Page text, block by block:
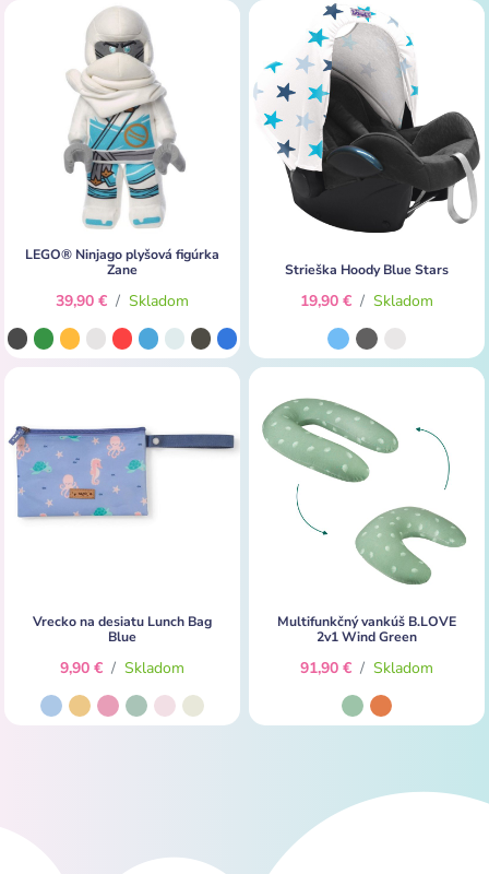
LEGO® Ninjago plyšová figúrka
Zane
39,90 € / Skladom
Strieška Hoody Blue Stars
19,90 € / Skladom
Vrecko na desiatu Lunch Bag
Blue
9,90 € / Skladom
Multifunkčný vankúš B.LOVE
2v1 Wind Green
91,90 € / Skladom